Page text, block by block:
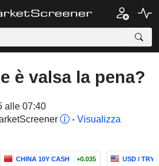
è valsa la pena?
alle 07:40
- Visualizza
CHINA 10Y CASH +0.035 USD / TRY